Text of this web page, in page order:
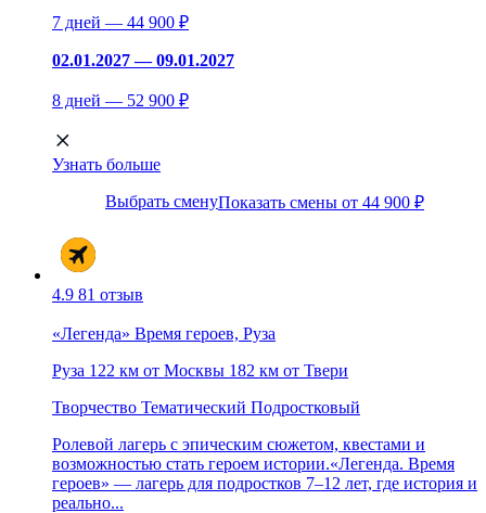
7 дней — 44 900 ₽
02.01.2027 — 09.01.2027
8 дней — 52 900 ₽
Узнать больше
Выбрать сменуПоказать смены от 44 900 ₽
4.9 81 отзыв
«Легенда» Время героев, Руза
Руза 122 км от Москвы 182 км от Твери
Творчество Тематический Подростковый
Ролевой лагерь с эпическим сюжетом, квестами и
возможностью стать героем истории.«Легенда. Время
героев» — лагерь для подростков 7–12 лет, где история и
реально...